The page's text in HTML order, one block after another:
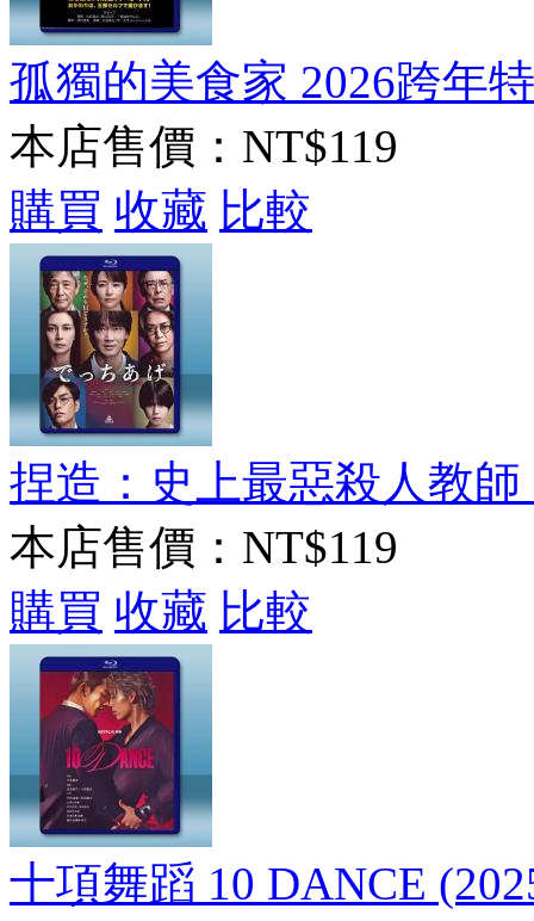
孤獨的美食家 2026跨年
本店售價： NT$119
購買 收藏 比較
捏造：史上最惡殺人教
本店售價： NT$119
購買 收藏 比較
十項舞蹈 10 DANCE